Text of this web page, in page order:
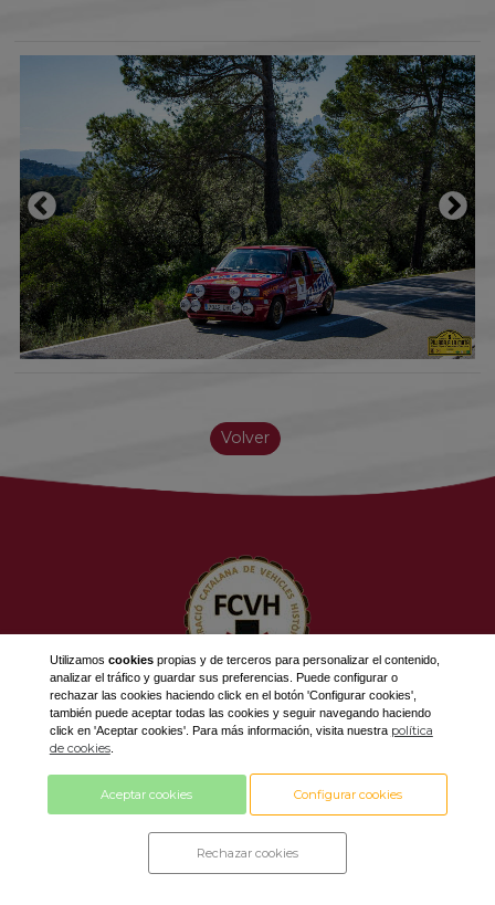
Volver
623 534 916
689 308 868
Horario: De Lunes a Viernes de 9 a 13h
Utilizamos cookiespropias y de terceros para personalizar el contenido,
analizar el tráfico y guardar sus preferencias. Puede configurar o
rechazar las cookies haciendo click en el botón 'Configurar cookies',
también puede aceptar todas las cookies y seguir navegando haciendo
click en 'Aceptar cookies'. Para más información, visita nuestra política
de cookies.
Aceptar cookies Configurar cookies
Rechazar cookies